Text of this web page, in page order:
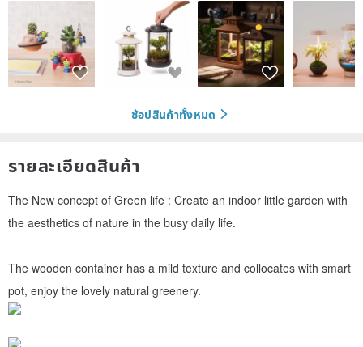
ช้อปสินค้าทั้งหมด
รายละเอียดสินค้า
The New concept of Green life : Create an indoor little garden with
the aesthetics of nature in the busy daily life.
The wooden container has a mild texture and collocates with smart
pot, enjoy the lovely natural greenery.